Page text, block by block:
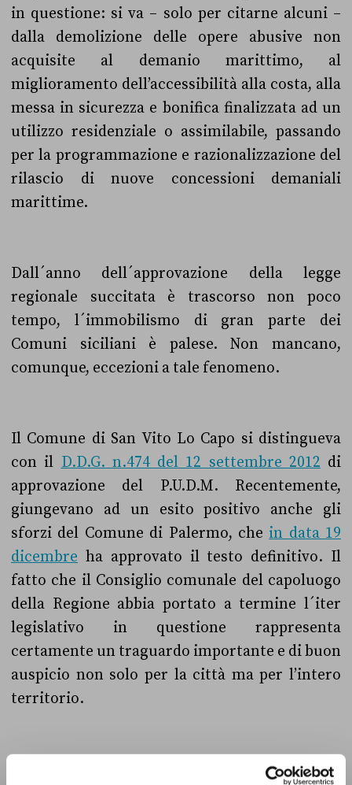
in questione: si va – solo per citarne alcuni –
dalla demolizione delle opere abusive non
acquisite al demanio marittimo, al
miglioramento dell’accessibilità alla costa, alla
messa in sicurezza e bonifica finalizzata ad un
utilizzo residenziale o assimilabile, passando
per la programmazione e razionalizzazione del
rilascio di nuove concessioni demaniali
marittime.
Dall´anno dell´approvazione della legge
regionale succitata è trascorso non poco
tempo, l´immobilismo di gran parte dei
Comuni siciliani è palese. Non mancano,
comunque, eccezioni a tale fenomeno.
Il Comune di San Vito Lo Capo si distingueva
con il D.D.G. n.474 del 12 settembre 2012 di
approvazione del P.U.D.M. Recentemente,
giungevano ad un esito positivo anche gli
sforzi del Comune di Palermo, che in data 19
dicembre ha approvato il testo definitivo. Il
fatto che il Consiglio comunale del capoluogo
della Regione abbia portato a termine l´iter
legislativo in questione rappresenta
certamente un traguardo importante e di buon
auspicio non solo per la città ma per l’intero
territorio.